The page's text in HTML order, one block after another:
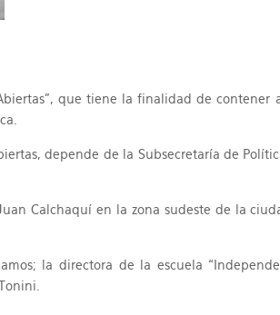
que tiene la finalidad de
depende de la Subsecretaría de
Calchaquí en la zona sudeste de la
la directora de la escuela